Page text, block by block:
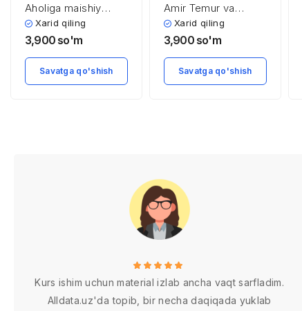
Aholiga maishiy
xizmat ko’rsatish
sohasining
menejmenti
Xarid qiling
3,900 so'm
Savatga qo'shish
Amir Temur va
Temuriylar davridagi
iqtisodiy g’oyalar
Xarid qiling
3,900 so'm
Savatga qo'shish
Kurs ishim uchun material izlab ancha vaqt sarfladim.
Alldata.uz'da topib, bir necha daqiqada yuklab